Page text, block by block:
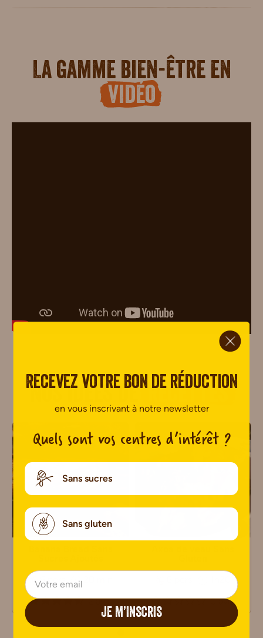
La gamme bien-être en
vidéo
Nos idées de recettes
6 pers
2 avis
0 avis
Recevez votre bon de réduction
en vous inscrivant à notre newsletter
Quels sont vos centres d’intérêt ?
Sans sucres
Sans gluten
JE M’INSCRIS